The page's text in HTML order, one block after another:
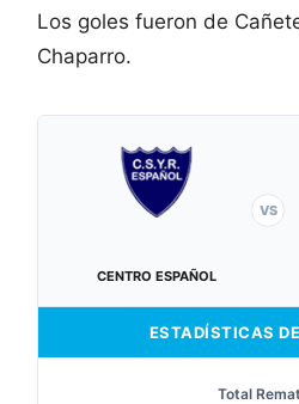
Los goles fueron de
Chaparro.
CENTRO ESPAÑOL
VS
ESTADÍSTICAS
Total